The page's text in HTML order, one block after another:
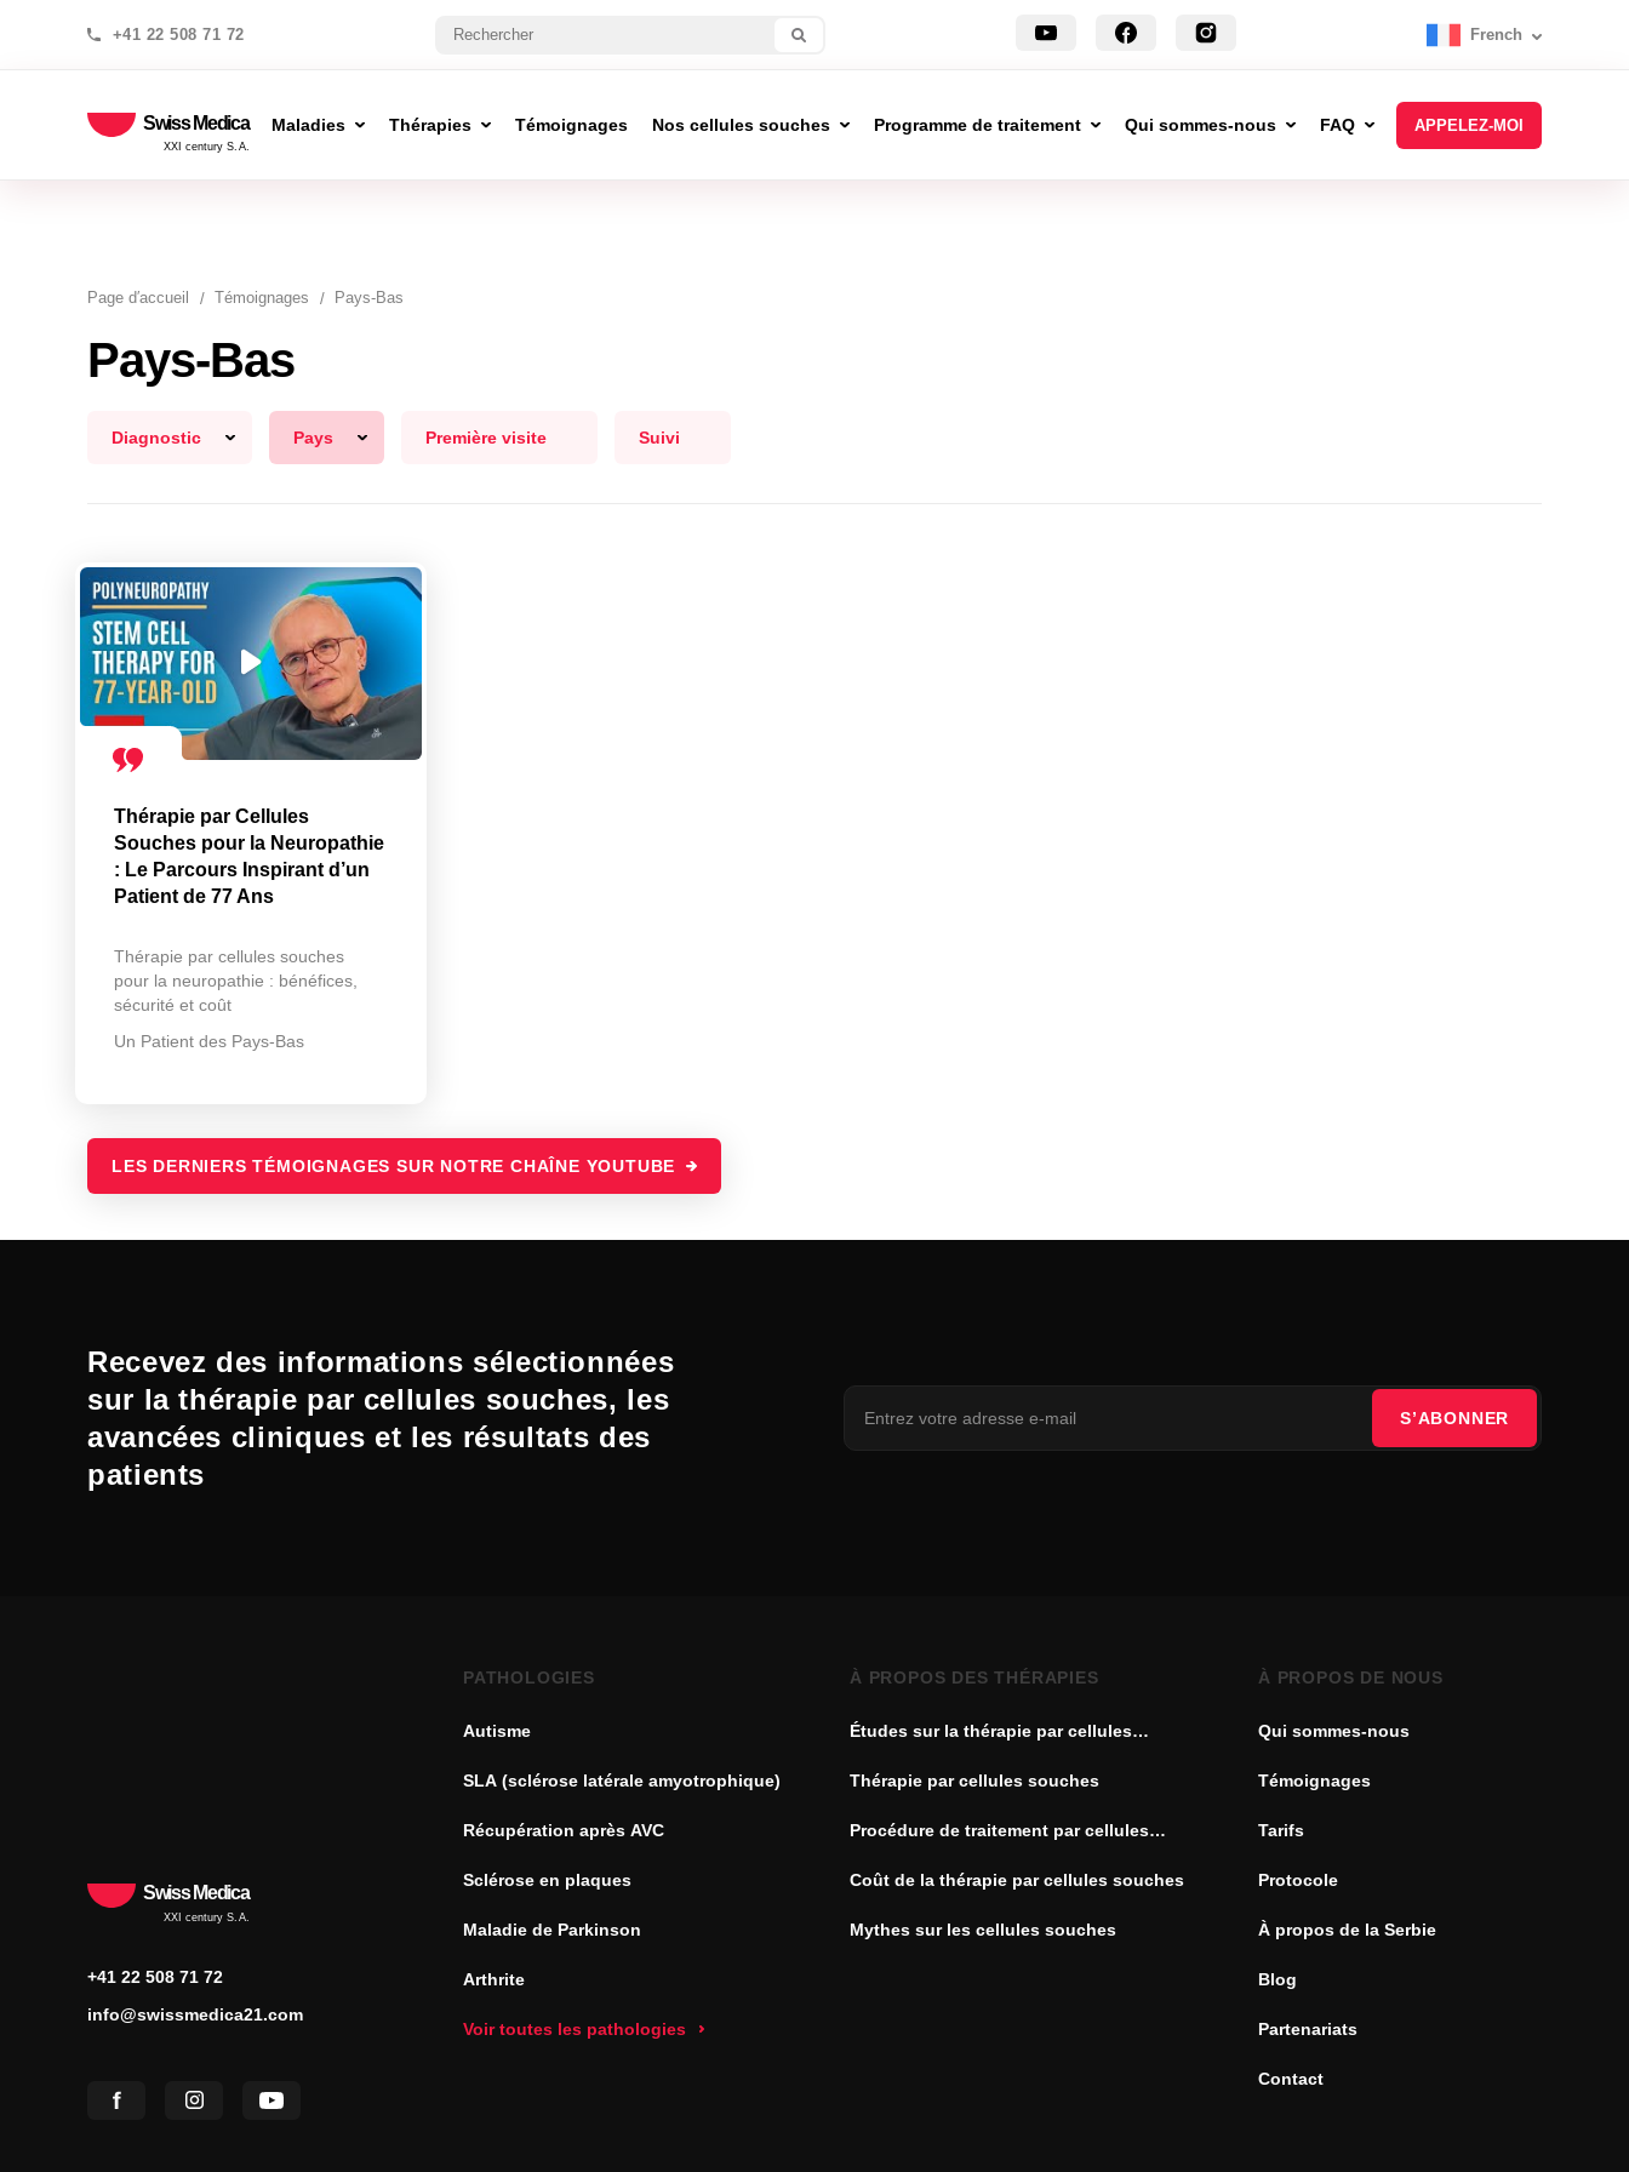
+41 22 508 71 72 French
Swiss Medica
XXI century S.A.
Maladies Thérapies Témoignages Nos cellules souches Programme de traitement Qui sommes-nous FAQ APPELEZ-MOI
Page d′accueil Témoignages Pays-Bas
Pays-Bas
Diagnostic Pays Première visite Suivi
Thérapie par Cellules
Souches pour la Neuropathie
: Le Parcours Inspirant d’un
Patient de 77 Ans
Thérapie par cellules souches
pour la neuropathie : bénéfices,
sécurité et coût
Un Patient des Pays-Bas
LES DERNIERS TÉMOIGNAGES SUR NOTRE CHAÎNE YOUTUBE
Recevez des informations sélectionnées
sur la thérapie par cellules souches, les
avancées cliniques et les résultats des
patients
S’ABONNER
Swiss Medica
XXI century S.A.
+41 22 508 71 72
info@swissmedica21.com
PATHOLOGIES
Autisme
SLA (sclérose latérale amyotrophique)
Récupération après AVC
Sclérose en plaques
Maladie de Parkinson
Arthrite
Voir toutes les pathologies
À PROPOS DES THÉRAPIES
Études sur la thérapie par cellules
Thérapie par cellules souches
Procédure de traitement par cellules
Coût de la thérapie par cellules souches
Mythes sur les cellules souches
À PROPOS DE NOUS
Qui sommes-nous
Témoignages
Tarifs
Protocole
À propos de la Serbie
Blog
Partenariats
Contact